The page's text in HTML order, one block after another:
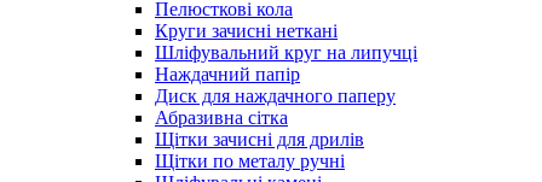
Пелюсткові кола
Круги зачисні неткані
Шліфувальний круг на липучці
Наждачний папір
Диск для наждачного паперу
Абразивна сітка
Щітки зачисні для дрилів
Щітки по металу ручні